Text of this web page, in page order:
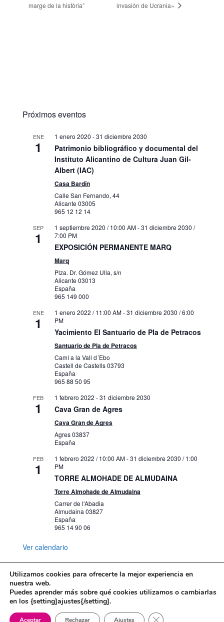
marge de la història”
invasión de Ucrania»
Próximos eventos
ENE
1
1 enero 2020 -31 diciembre 2030
Patrimonio bibliográfico y documental del
Instituto Alicantino de Cultura Juan Gil-
Albert (IAC)
Casa Bardín
Calle San Fernando, 44
Alicante 03005
965 12 12 14
SEP
1
1 septiembre 2020 / 10:00 AM-31 diciembre 2030 /
7:00 PM
EXPOSICIÓN PERMANENTE MARQ
Marq
Plza. Dr. Gómez Ulla, s/n
Alicante 03013
España
965 149 000
ENE
1
1 enero 2022 / 11:00 AM-31 diciembre 2030 / 6:00
PM
Yacimiento El Santuario de Pla de Petracos
Santuario de Pla de Petracos
Camí a la Vall d´Ebo
Castell de Castells03793
España
965 88 50 95
FEB
1
1 febrero 2022 -31 diciembre 2030
Cava Gran de Agres
Cava Gran de Agres
Agres03837
España
FEB
1
1 febrero 2022 / 10:00 AM-31 diciembre 2030 / 1:00
PM
TORRE ALMOHADE DE ALMUDAINA
Torre Almohade de Almudaina
Carrer de l'Abadia
Almudaina 03827
España
965 14 90 06
Ver calendario
Mapa web
Política de Privacidad
Politica de cookies
Utilizamos cookies para ofrecerte la mejor experiencia en
nuestra web.
Puedes aprender más sobre qué cookies utilizamos o cambiarlas
en los {setting]ajustes{/setting].
Aceptar Rechazar Ajustes Cerrar el banner de